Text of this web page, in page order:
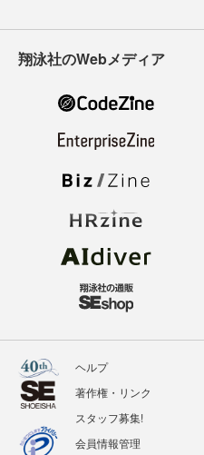
翔泳社のWebメディア
ヘルプ
著作権・リンク
スタッフ募集!
会員情報管理